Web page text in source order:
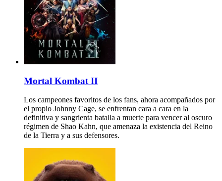
Mortal Kombat II
Los campeones favoritos de los fans, ahora acompañados por
el propio Johnny Cage, se enfrentan cara a cara en la
definitiva y sangrienta batalla a muerte para vencer al oscuro
régimen de Shao Kahn, que amenaza la existencia del Reino
de la Tierra y a sus defensores.